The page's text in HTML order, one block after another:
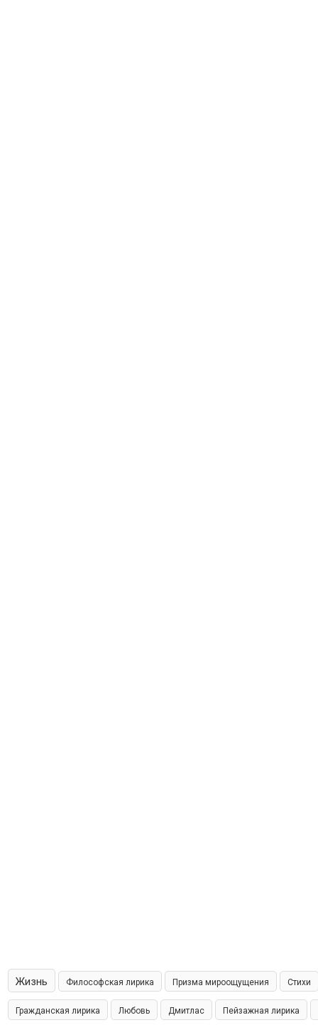
Жизнь Философская лирика Призма мироощущения Стихи
Гражданская лирика Любовь Дмитлас Пейзажная лирика